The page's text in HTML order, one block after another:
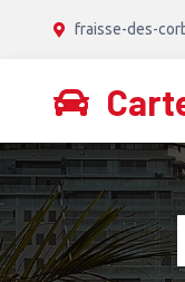
fraisse-des-